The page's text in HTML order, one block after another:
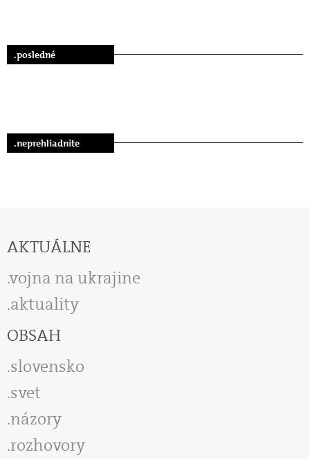
.posledné
.neprehliadnite
AKTUÁLNE
vojna na ukrajine
aktuality
OBSAH
slovensko
svet
názory
rozhovory